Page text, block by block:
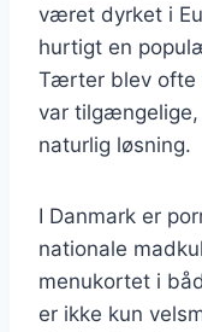
været dyrket i
hurtigt en
Tærter blev ofte
var
naturlig løsning.
I Danmark er
nationale
menukortet i
er ikke kun